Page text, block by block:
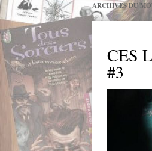
ARCHIVES DU
CES
#3